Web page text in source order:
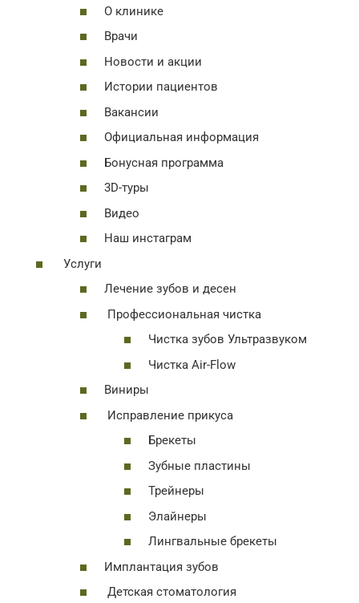
О клинике
Врачи
Новости и акции
Истории пациентов
Вакансии
Официальная информация
Бонусная программа
3D-туры
Видео
Наш инстаграм
Услуги
Лечение зубов и десен
Профессиональная чистка
Чистка зубов Ультразвуком
Чистка Air-Flow
Виниры
Исправление прикуса
Брекеты
Зубные пластины
Трейнеры
Элайнеры
Лингвальные брекеты
Имплантация зубов
Детская стоматология